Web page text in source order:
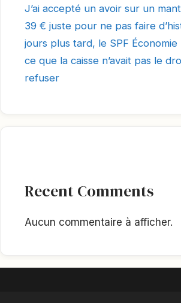
J’ai accepté un avoir sur un
39 € juste pour ne pas faire
jours plus tard, le SPF Économie
ce que la caisse n’avait pas le
refuser
Recent Comments
Aucun commentaire à afficher.